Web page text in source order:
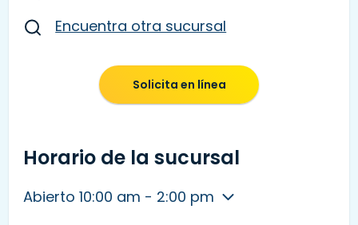
Encuentra otra sucursal
Solicita en línea
Horario de la sucursal
Abierto 10:00 am - 2:00 pm